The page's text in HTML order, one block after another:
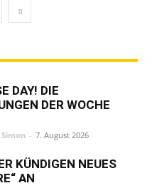
DAY! DIE
DER WOCHE
Simon - 7. August 2026
KÜNDIGEN NEUES
AN